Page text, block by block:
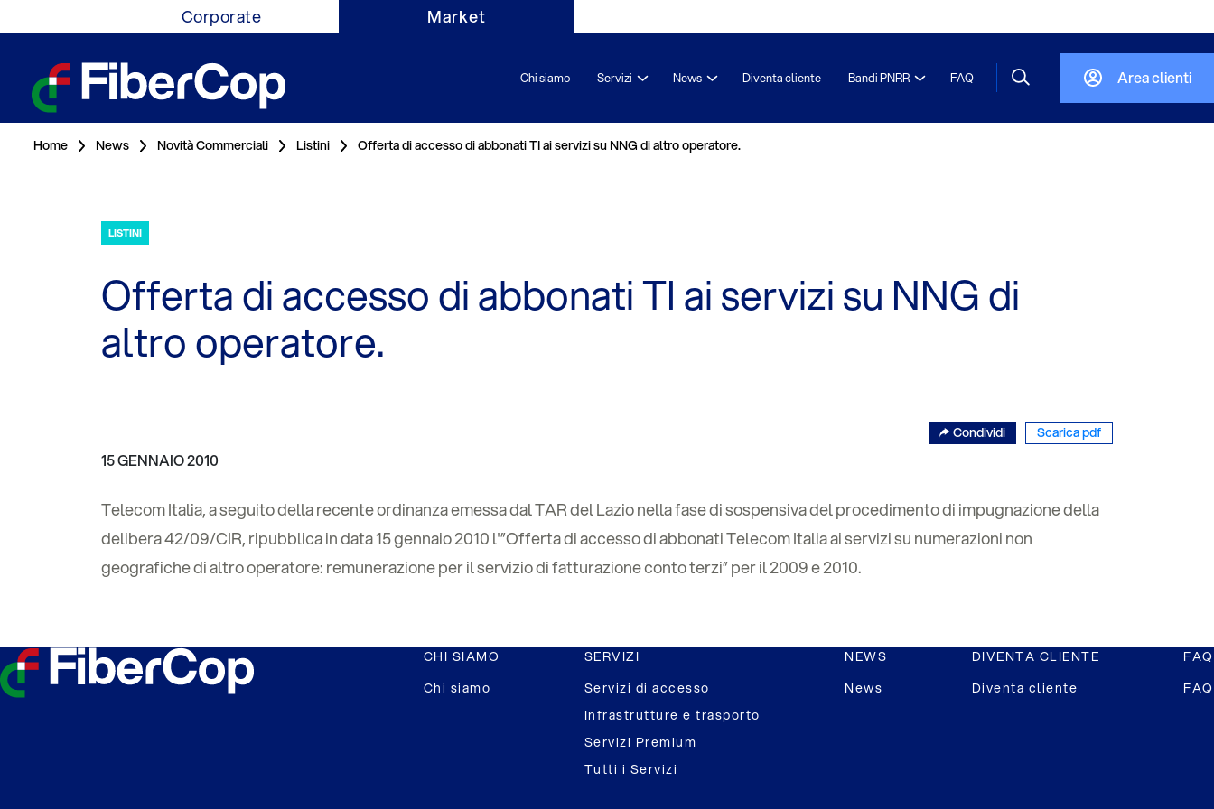
Corporate Market
Chi siamo Servizi News Diventa cliente Bandi PNRR FAQ Area clienti
Home News Novità Commerciali Listini Offerta di accesso di abbonati TI ai servizi su NNG di altro operatore.
LISTINI
Offerta di accesso di abbonati TI ai servizi su NNG di
altro operatore.
Condividi Scarica pdf
15 GENNAIO 2010
Telecom Italia, a seguito della recente ordinanza emessa dal TAR del Lazio nella fase di sospensiva del procedimento di impugnazione della
delibera 42/09/CIR, ripubblica in data 15 gennaio 2010 l'”Offerta di accesso di abbonati Telecom Italia ai servizi su numerazioni non
geografiche di altro operatore: remunerazione per il servizio di fatturazione conto terzi” per il 2009 e 2010.
CHI SIAMO
Chi siamo
SERVIZI
Servizi di accesso
Infrastrutture e trasporto
Servizi Premium
Tutti i Servizi
NEWS
News
DIVENTA CLIENTE
Diventa cliente
FAQ
FAQ